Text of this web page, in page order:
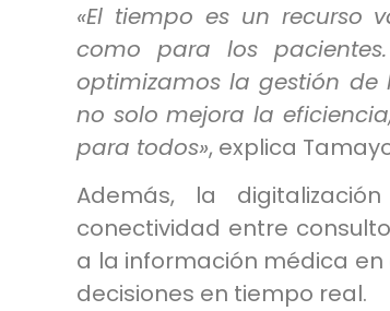
«El tiempo es un recurso
como para los
optimizamos la gestión de
no solo mejora la
para todos», explica
Además, la
conectividad entre
a la información médica
decisiones en tiempo real.